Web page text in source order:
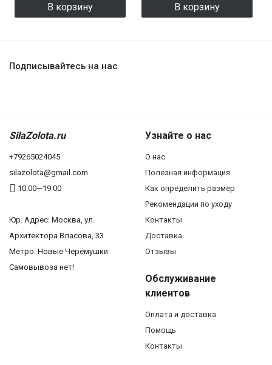
В корзину В корзину
Подписывайтесь на нас
SilaZolota.ru
+79265024045
silazolota@gmail.com
10:00—19:00
Юр. Адреc: Москва, ул.
Архитектора Власова, 33
Метро: Новые Черёмушки
Самовывоза нет!
Узнайте о нас
О нас
Полезная информация
Как определить размер
Рекомендации по уходу
Контакты
Доставка
Отзывы
Обслуживание
клиентов
Оплата и доставка
Помощь
Контакты